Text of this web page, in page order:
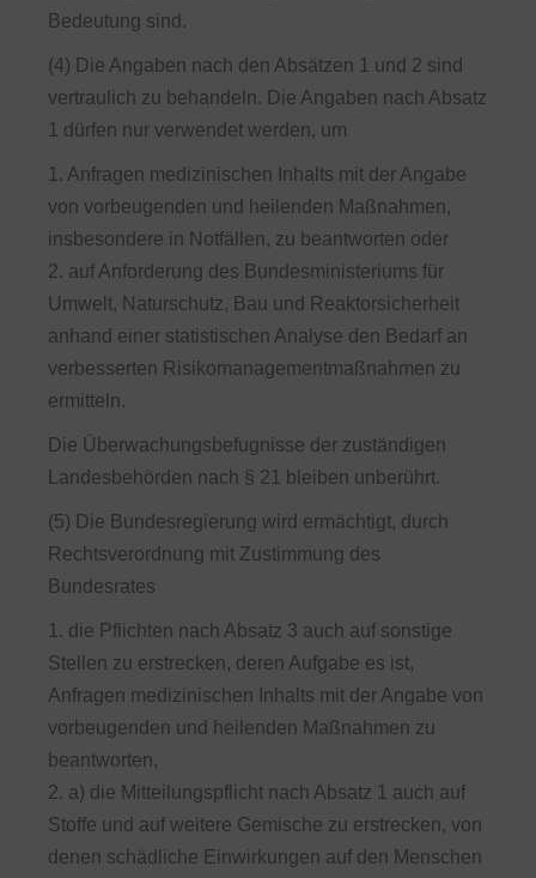
Bedeutung sind.
(4) Die Angaben nach den Absätzen 1 und 2 sind
vertraulich zu behandeln. Die Angaben nach Absatz
1 dürfen nur verwendet werden, um
1. Anfragen medizinischen Inhalts mit der Angabe
von vorbeugenden und heilenden Maßnahmen,
insbesondere in Notfällen, zu beantworten oder
2. auf Anforderung des Bundesministeriums für
Umwelt, Naturschutz, Bau und Reaktorsicherheit
anhand einer statistischen Analyse den Bedarf an
verbesserten Risikomanagementmaßnahmen zu
ermitteln.
Die Überwachungsbefugnisse der zuständigen
Landesbehörden nach § 21 bleiben unberührt.
(5) Die Bundesregierung wird ermächtigt, durch
Rechtsverordnung mit Zustimmung des
Bundesrates
1. die Pflichten nach Absatz 3 auch auf sonstige
Stellen zu erstrecken, deren Aufgabe es ist,
Anfragen medizinischen Inhalts mit der Angabe von
vorbeugenden und heilenden Maßnahmen zu
beantworten,
2. a) die Mitteilungspflicht nach Absatz 1 auch auf
Stoffe und auf weitere Gemische zu erstrecken, von
denen schädliche Einwirkungen auf den Menschen